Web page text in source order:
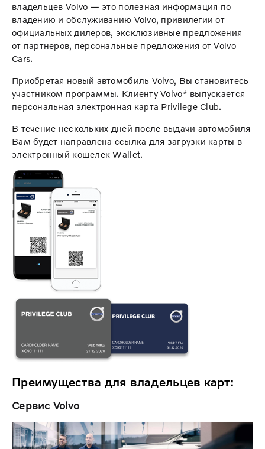
владельцев Volvo — это полезная информация по
владению и обслуживанию Volvo, привилегии от
официальных дилеров, эксклюзивные предложения
от партнеров, персональные предложения от Volvo
Cars.
Приобретая новый автомобиль Volvo, Вы становитесь
участником программы. Клиенту Volvo* выпускается
персональная электронная карта Privilege Club.
В течение нескольких дней после выдачи автомобиля
Вам будет направлена ссылка для загрузки карты в
электронный кошелек Wallet.
Преимущества для владельцев карт:
Сервис Volvo